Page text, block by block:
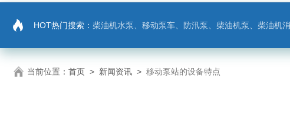
HOT热门搜索： 柴油机水泵、移动泵车、防汛泵、柴油机泵、柴油机
当前位置： 首页 > 新闻资讯 > 移动泵站的设备特点